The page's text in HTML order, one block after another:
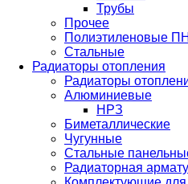
Трубы
Прочее
Полиэтиленовые
Стальные
Радиаторы отопления
Радиаторы
Алюминиевые
НРЗ
Биметаллические
Чугунные
Стальные
Радиаторная